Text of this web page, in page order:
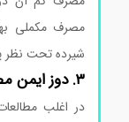
شیرده تحت نظر